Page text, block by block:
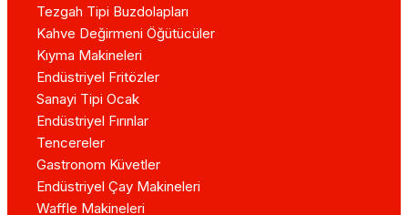
Tezgah Tipi Buzdolapları
Kahve Değirmeni Öğütücüler
Kıyma Makineleri
Endüstriyel Fritözler
Sanayi Tipi Ocak
Endüstriyel Fırınlar
Tencereler
Gastronom Küvetler
Endüstriyel Çay Makineleri
Waffle Makineleri